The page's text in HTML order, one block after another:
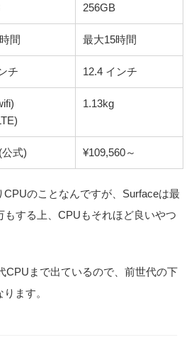
256GB
間 最大15時間
チ 12.4 インチ
1.13kg
式) ¥109,560～
CPUのことなんですが、Surfaceは最
もする上、CPUもそれほど良いやつ
CPUまで出ているので、前世代の下
ます。